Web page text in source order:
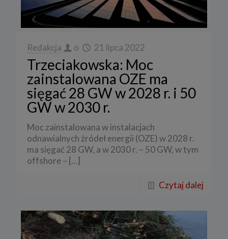
Redakcja o 21 lipca 2022
Trzeciakowska: Moc
zainstalowana OZE ma
sięgać 28 GW w 2028 r. i 50
GW w 2030 r.
Moc zainstalowana w instalacjach
odnawialnych źródeł energii (OZE) w 2028 r.
ma sięgać 28 GW, a w 2030 r. – 50 GW, w tym
offshore – […]
Czytaj dalej